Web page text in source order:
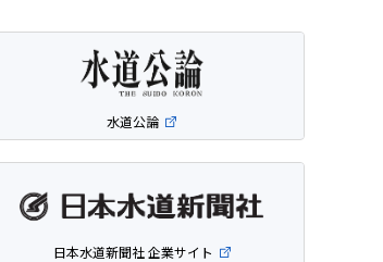
水道公論
日本水道新聞社 企業サイト